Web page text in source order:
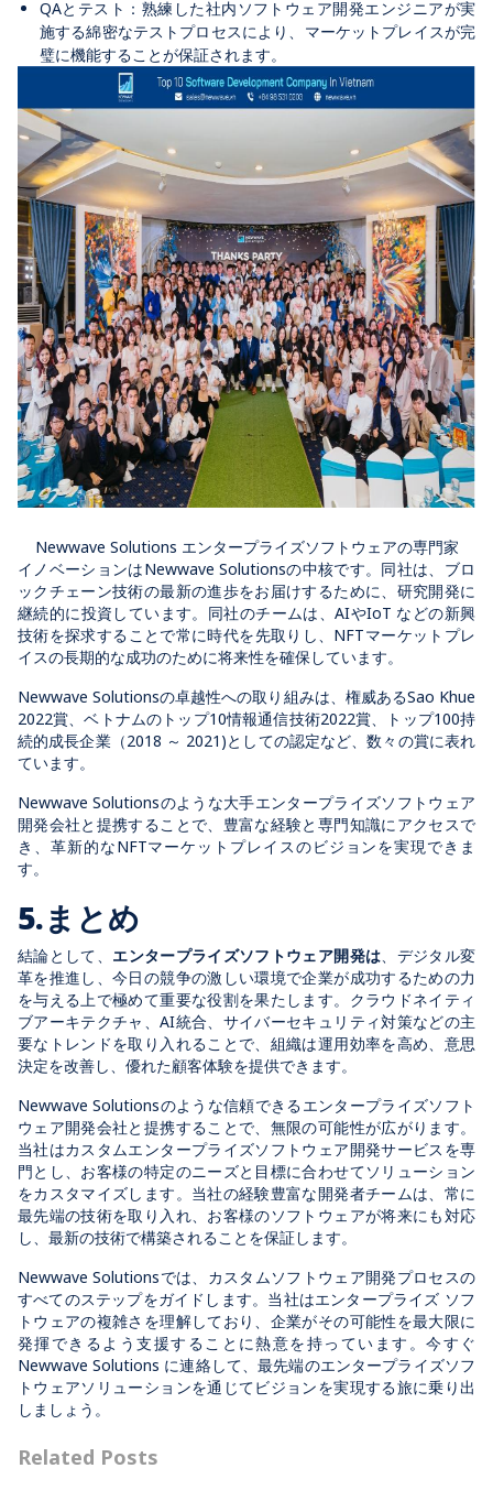
QAとテスト：熟練した社内ソフトウェア開発エンジニアが実
施する綿密なテストプロセスにより、マーケットプレイスが完
璧に機能することが保証されます。
Newwave Solutions エンタープライズソフトウェアの専門家
イノベーションはNewwave Solutionsの中核です。同社は、ブロ
ックチェーン技術の最新の進歩をお届けするために、研究開発に
継続的に投資しています。同社のチームは、AIやIoT などの新興
技術を探求することで常に時代を先取りし、NFTマーケットプレ
イスの長期的な成功のために将来性を確保しています。
Newwave Solutionsの卓越性への取り組みは、権威あるSao Khue
2022賞、ベトナムのトップ10情報通信技術2022賞、トップ100持
続的成長企業（2018 ～ 2021)としての認定など、数々の賞に表れ
ています。
Newwave Solutionsのような大手エンタープライズソフトウェア
開発会社と提携することで、豊富な経験と専門知識にアクセスで
き、革新的なNFTマーケットプレイスのビジョンを実現できま
す。
5.まとめ
結論として、 エンタープライズソフトウェア開発は 、デジタル変
革を推進し、今日の競争の激しい環境で企業が成功するための力
を与える上で極めて重要な役割を果たします。クラウドネイティ
ブアーキテクチャ、AI統合、サイバーセキュリティ対策などの主
要なトレンドを取り入れることで、組織は運用効率を高め、意思
決定を改善し、優れた顧客体験を提供できます。
Newwave Solutionsのような信頼できるエンタープライズソフト
ウェア開発会社と提携することで、無限の可能性が広がります。
当社はカスタムエンタープライズソフトウェア開発サービスを専
門とし、お客様の特定のニーズと目標に合わせてソリューション
をカスタマイズします。当社の経験豊富な開発者チームは、常に
最先端の技術を取り入れ、お客様のソフトウェアが将来にも対応
し、最新の技術で構築されることを保証します。
Newwave Solutionsでは、カスタムソフトウェア開発プロセスの
すべてのステップをガイドします。当社はエンタープライズ ソフ
トウェアの複雑さを理解しており、企業がその可能性を最大限に
発揮できるよう支援することに熱意を持っています。今すぐ
Newwave Solutions に連絡して、最先端のエンタープライズソフ
トウェアソリューションを通じてビジョンを実現する旅に乗り出
しましょう。
Related Posts